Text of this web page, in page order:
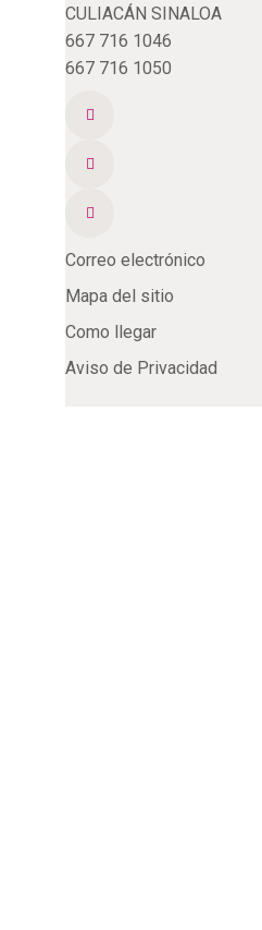
CULIACÁN SINALOA
667 716 1046
667 716 1050
Correo electrónico
Mapa del sitio
Como llegar
Aviso de Privacidad